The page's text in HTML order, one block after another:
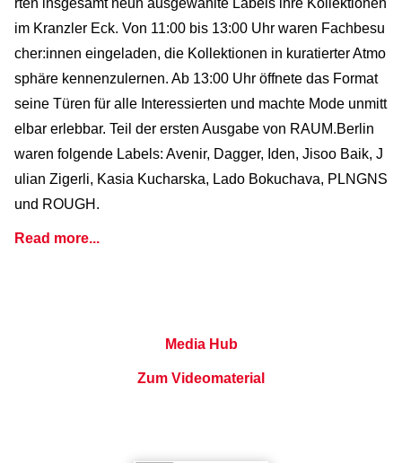
im Kranzler Eck. Von 11:00 bis 13:00 Uhr waren Fachbesu
cher:innen eingeladen, die Kollektionen in kuratierter Atmo
sphäre kennenzulernen. Ab 13:00 Uhr öffnete das Format
seine Türen für alle Interessierten und machte Mode unmitt
elbar erlebbar. Teil der ersten Ausgabe von RAUM.Berlin
waren folgende Labels: Avenir, Dagger, Iden, Jisoo Baik, J
ulian Zigerli, Kasia Kucharska, Lado Bokuchava, PLNGNS
und ROUGH.
Read more...
Media Hub
Zum Videomaterial